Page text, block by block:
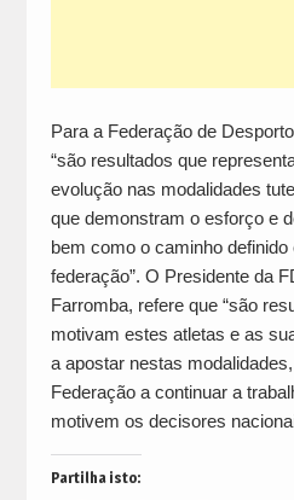
Para a Federação de
“são resultados que
evolução nas modalidades
que demonstram o esforço e
bem como o caminho definido
federação”. O Presidente da
Farromba, refere que “são
motivam estes atletas e as
a apostar nestas
Federação a continuar a
motivem os decisores
Partilha isto: